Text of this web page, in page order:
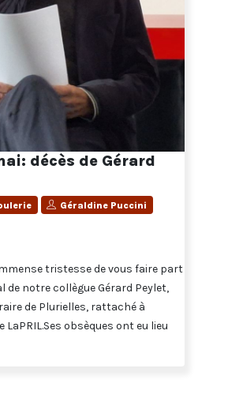
décès de Gérard
Géraldine Puccini
tristesse de vous faire part
de notre collègue Gérard Peylet,
de Plurielles, rattaché à
LaPRIL.Ses obsèques ont eu lieu